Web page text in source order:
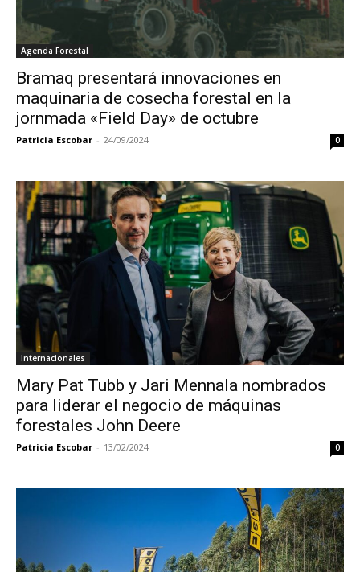
Agenda Forestal
Bramaq presentará innovaciones en
maquinaria de cosecha forestal en la
jornmada «Field Day» de octubre
Patricia Escobar - 24/09/2024 0
Internacionales
Mary Pat Tubb y Jari Mennala nombrados
para liderar el negocio de máquinas
forestales John Deere
Patricia Escobar - 13/02/2024 0